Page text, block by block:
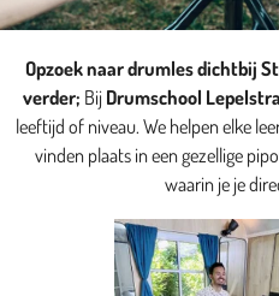
Opzoek naar drumles dichtbij
verder; BijDrumschool
leeftijd of niveau. We helpen elke
vinden plaats in een gezellige
waarin je je